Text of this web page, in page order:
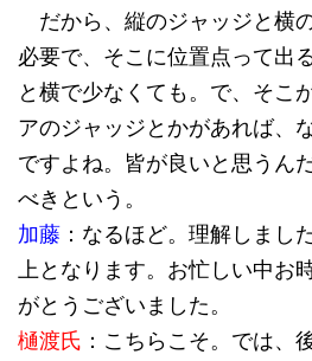
だから、縦のジャッジと横
必要で、そこに位置点って出
と横で少なくても。で、そこ
アのジャッジとかがあれば、
ですよね。皆が良いと思うん
べきという。
加藤 ：なるほど。理解しまし
上となります。お忙しい中お
がとうございました。
樋渡氏 ：こちらこそ。では、